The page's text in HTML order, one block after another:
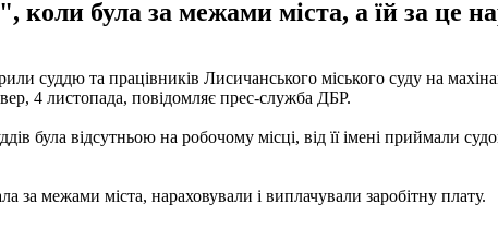
була за межами міста, а їй за це
суддю та працівників Лисичанського міського суду на
4 листопада, повідомляє прес-служба ДБР.
була відсутньою на робочому місці, від її імені приймали
за межами міста, нараховували і виплачували заробітну плату.